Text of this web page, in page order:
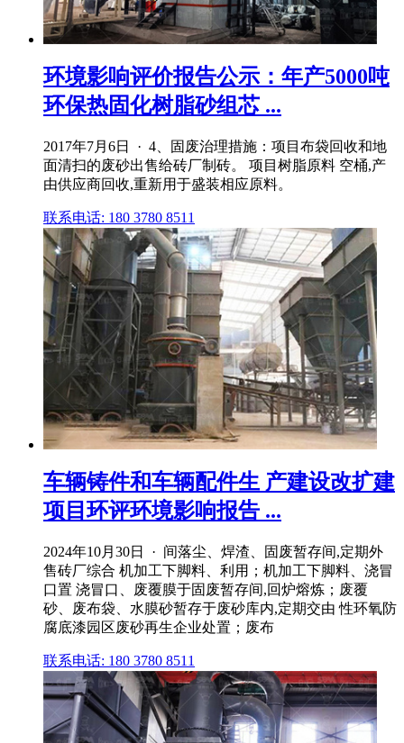
环境影响评价报告公示：年产5000吨
环保热固化树脂砂组芯 ...
2017年7月6日 · 4、固废治理措施：项目布袋回收和地
面清扫的废砂出售给砖厂制砖。 项目树脂原料 空桶,产
由供应商回收,重新用于盛装相应原料。
联系电话: 180 3780 8511
车辆铸件和车辆配件生 产建设改扩建
项目环评环境影响报告 ...
2024年10月30日 · 间落尘、焊渣、固废暂存间,定期外
售砖厂综合 机加工下脚料、利用；机加工下脚料、浇冒
口置 浇冒口、废覆膜于固废暂存间,回炉熔炼；废覆
砂、废布袋、水膜砂暂存于废砂库内,定期交由 性环氧防
腐底漆园区废砂再生企业处置；废布
联系电话: 180 3780 8511